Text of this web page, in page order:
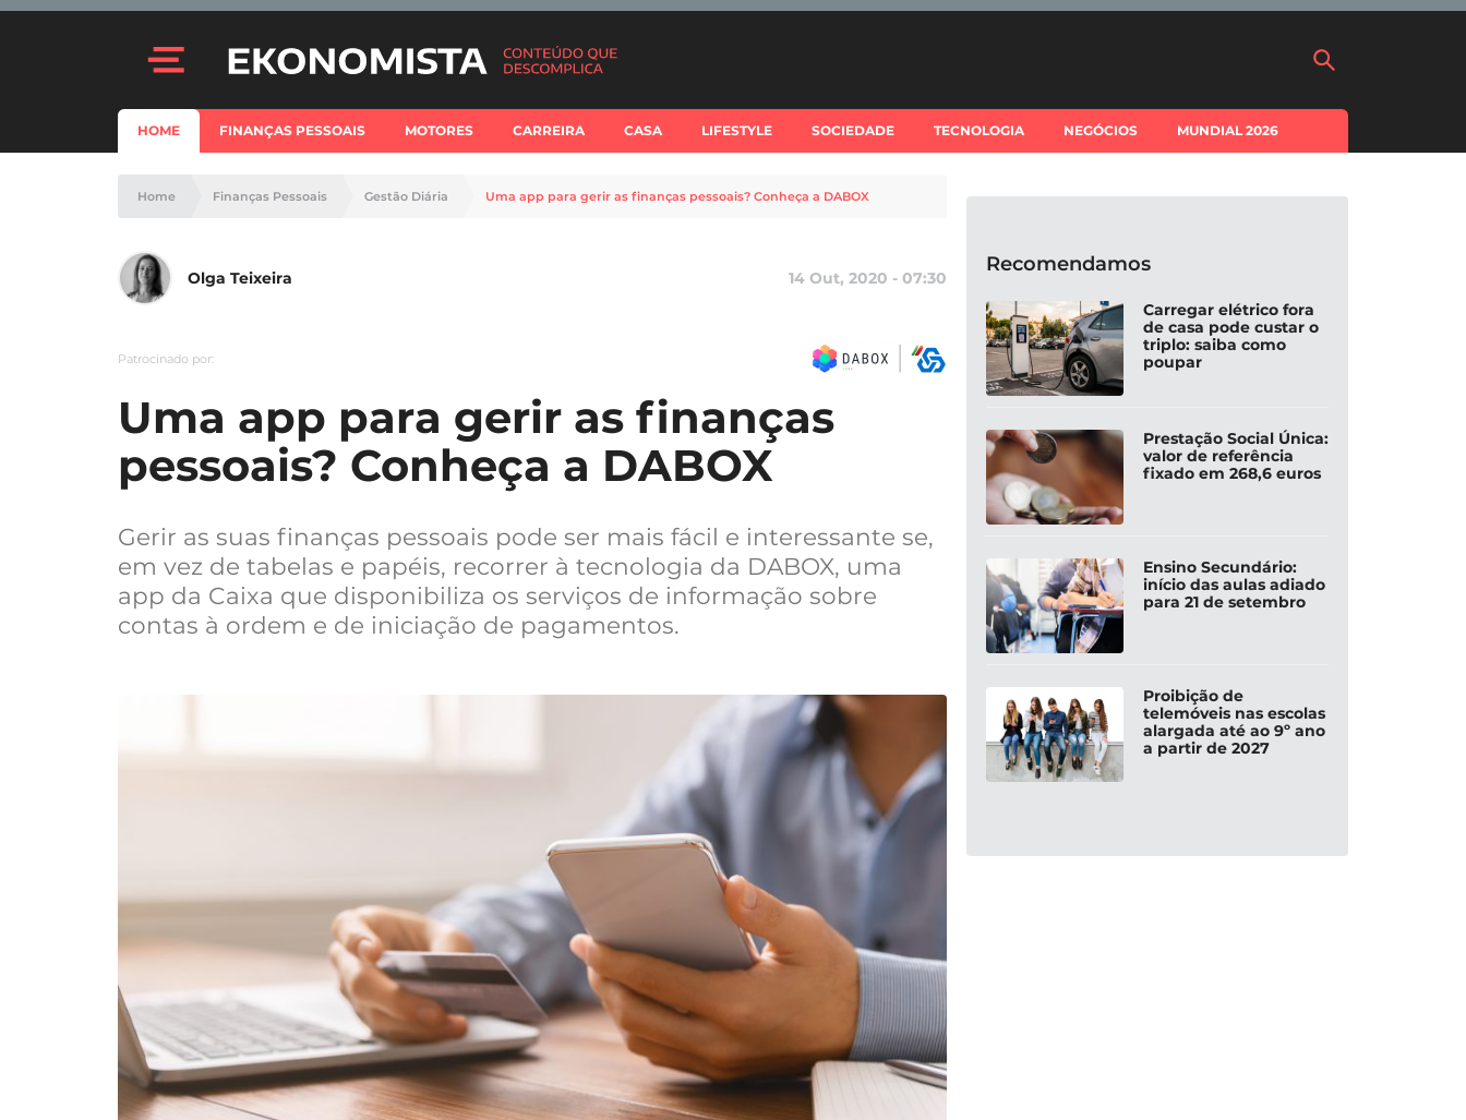
HOME FINANÇAS PESSOAIS MOTORES CARREIRA CASA LIFESTYLE SOCIEDADE TECNOLOGIA NEGÓCIOS MUNDIAL 2026
Home Finanças Pessoais Gestão Diária Uma app para gerir as finanças pessoais? Conheça a DABOX
Olga Teixeira 14 Out, 2020 - 07:30
Uma app para gerir as finanças
pessoais? Conheça a DABOX
Patrocinado por:
Gerir as suas finanças pessoais pode ser mais fácil e interessante se,
em vez de tabelas e papéis, recorrer à tecnologia da DABOX, uma
app da Caixa que disponibiliza os serviços de informação sobre
contas à ordem e de iniciação de pagamentos.
Recomendamos
Carregar elétrico fora
de casa pode custar o
triplo: saiba como
poupar
Prestação Social Única:
valor de referência
fixado em 268,6 euros
Ensino Secundário:
início das aulas adiado
para 21 de setembro
Proibição de
telemóveis nas escolas
alargada até ao 9º ano
a partir de 2027